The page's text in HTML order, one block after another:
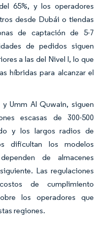
65%, y los operadores
desde Dubái o tiendas
de captación de 5-7
de pedidos siguen
a las del Nivel I, lo que
híbridas para alcanzar el
Umm Al Quwain, siguen
escasas de 300-500
y los largos radios de
dificultan los modelos
de almacenes
Las regulaciones
de cumplimiento
los operadores que
regiones.